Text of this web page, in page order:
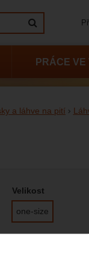
a láhve na pití
Velikost
one-size
PRÁCE VE